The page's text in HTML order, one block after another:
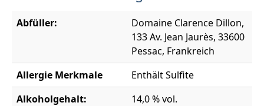
Abfüller:
Domaine Clarence Dillon,
133 Av. Jean Jaurès, 33600
Pessac, Frankreich
Allergie Merkmale
Enthält Sulfite
Alkoholgehalt:
14,0 % vol.